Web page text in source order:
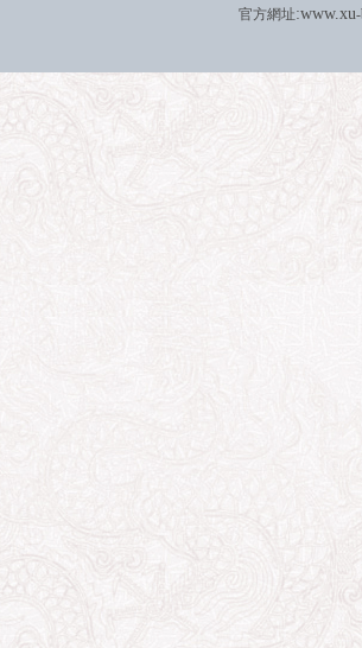
官方網址:www.xu